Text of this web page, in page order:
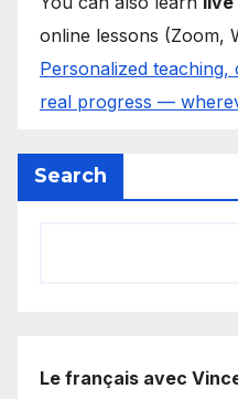
online lessons (Zoom,
Personalized
real progress —
Search
Le français avec